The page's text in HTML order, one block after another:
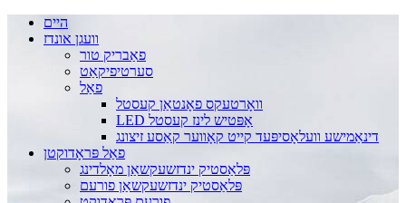
היים
וועגן אונדז
פאַבריק טור
סערטיפיקאַט
פאַל
וואָרטעקס פאָנטאַן קעסטל
LED אָפּטיש לינז קעסטל
דינאַמישע וועלאָסיפּעד קייט קאָווער קאַסע זיצונג
פאַל פּראָדוקטן
פּלאַסטיק ינדזשעקשאַן מאָלדינג
פּלאַסטיק ינדזשעקשאַן פורעם